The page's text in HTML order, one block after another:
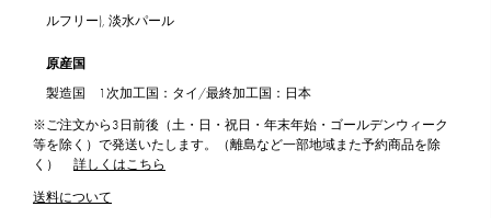
ルフリー), 淡水パール
原産国
製造国 1次加工国：タイ/最終加工国：日本
※ご注文から3日前後（土・日・祝日・年末年始・ゴールデンウィーク
等を除く）で発送いたします。（離島など一部地域また予約商品を除
く）
詳しくはこちら
送料について